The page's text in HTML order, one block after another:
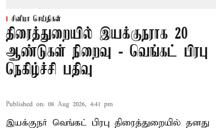
சினிமா செய்திகள்
திரைத்துறையில் இயக்குநராக 20
ஆண்டுகள் நிறைவு - வெங்கட் பிரபு
நெகிழ்ச்சி பதிவு
Published on: 08 Aug 2026, 4:41 pm
இயக்குநர் வெங்கட் பிரபு திரைத்துறையில் தனது